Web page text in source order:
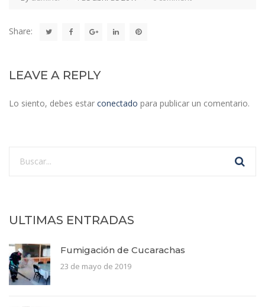
Share:
LEAVE A REPLY
Lo siento, debes estar conectado para publicar un comentario.
ULTIMAS ENTRADAS
Fumigación de Cucarachas
23 de mayo de 2019